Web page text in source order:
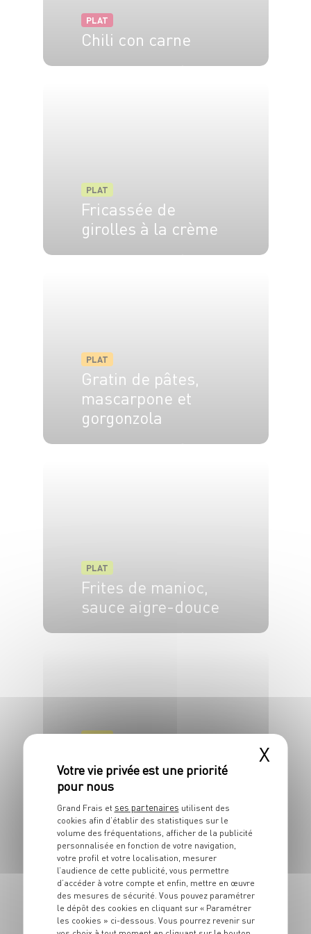
PLAT
Chili con carne
PLAT
Fricassée de
girolles à la crème
PLAT
Gratin de pâtes,
mascarpone et
gorgonzola
PLAT
Frites de manioc,
sauce aigre-douce
PLAT
camembert et miel
épicé
4 pers. 30 min 50 min
PLAT
X
Grand Frais et ses partenaires utilisent des
cookies afin d’établir des statistiques sur le
volume des fréquentations, afficher de la publicité
personnalisée en fonction de votre navigation,
votre profil et votre localisation, mesurer
l’audience de cette publicité, vous permettre
d’accéder à votre compte et enfin, mettre en œuvre
des mesures de sécurité. Vous pouvez paramétrer
le dépôt des cookies en cliquant sur « Paramétrer
les cookies » ci-dessous. Vous pourrez revenir sur